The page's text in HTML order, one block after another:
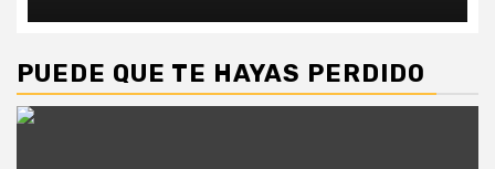
PUEDE QUE TE HAYAS PERDIDO